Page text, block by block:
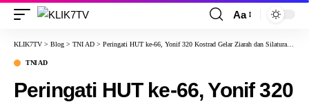
Aa
KLIK7TV > Blog > TNI AD > Peringati HUT ke-66, Yonif 320 Kostrad Gelar Ziarah dan Silaturahmi dengan Ulama
TNI AD
Peringati HUT ke-66, Yonif 320